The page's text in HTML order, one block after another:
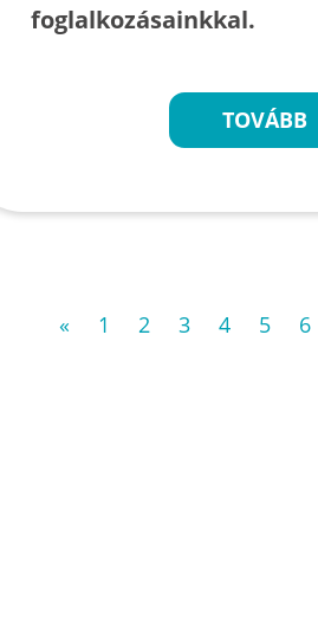
foglalkozásainkkal.
TOVÁBB
« 1 2 3 4 5 6